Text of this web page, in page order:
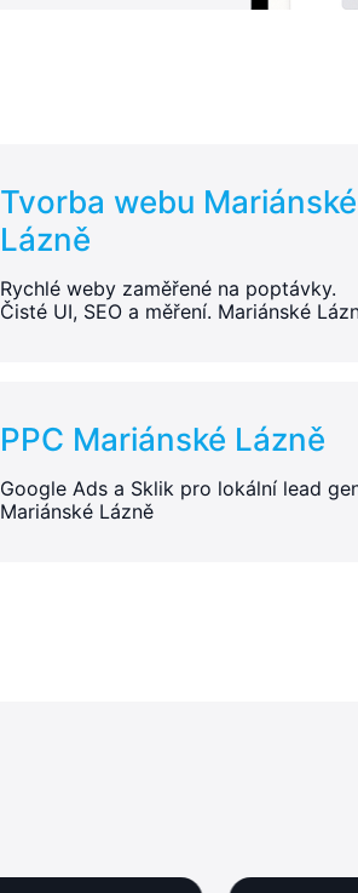
Tvorba webu Mariánské
Lázně
Rychlé weby zaměřené na poptávky.
Čisté UI, SEO a měření. Mariánské
PPC Mariánské Lázně
Google Ads a Sklik pro lokální lead
Mariánské Lázně